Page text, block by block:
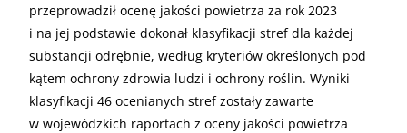
przeprowadził ocenę jakości powietrza za rok 2023
i na jej podstawie dokonał klasyfikacji stref dla każdej
substancji odrębnie, według kryteriów określonych pod
kątem ochrony zdrowia ludzi i ochrony roślin. Wyniki
klasyfikacji 46 ocenianych stref zostały zawarte
w wojewódzkich raportach z oceny jakości powietrza